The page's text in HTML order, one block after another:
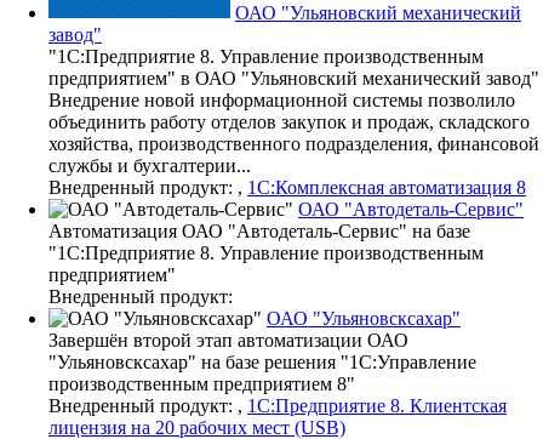
ОАО "Ульяновский механический
завод"
"1С:Предприятие 8. Управление производственным
предприятием" в ОАО "Ульяновский механический завод"
Внедрение новой информационной системы позволило
объединить работу отделов закупок и продаж, складского
хозяйства, производственного подразделения, финансовой
службы и бухгалтерии...
Внедренный продукт: , 1С:Комплексная автоматизация 8
ОАО "Автодеталь-Сервис"
Автоматизация ОАО "Автодеталь-Сервис" на базе
"1С:Предприятие 8. Управление производственным
предприятием"
Внедренный продукт:
ОАО "Ульяновскcахар"
Завершён второй этап автоматизации ОАО
"Ульяновскcахар" на базе решения "1С:Управление
производственным предприятием 8"
Внедренный продукт: , 1С:Предприятие 8. Клиентская
лицензия на 20 рабочих мест (USB)